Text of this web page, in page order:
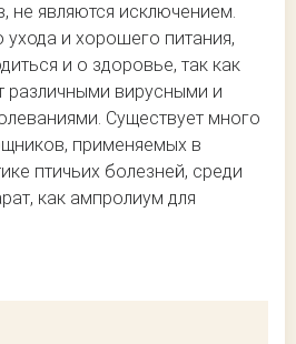
не являются исключением.
и хорошего питания,
и о здоровье, так как
различными вирусными и
Существует много
применяемых в
птичьих болезней, среди
как ампролиум для